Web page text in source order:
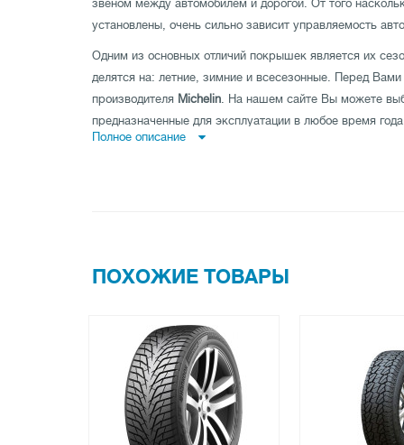
звеном между автомобилем и дорогой. От того
установлены, очень сильно зависит управляемость
Одним из основных отличий покрышек является их
делятся на: летние, зимние и всесезонные. Перед
производителя Michelin. На нашем сайте Вы можете
предназначенные для эксплуатации в любое время
автошины - это большое количество ламелей - узких
новейшим технологиям из высококачественной резины.
Купить выбранный товар Вы также можете
компании Новая почта или Ин-тайм.
Полное описание
ПОХОЖИЕ ТОВАРЫ